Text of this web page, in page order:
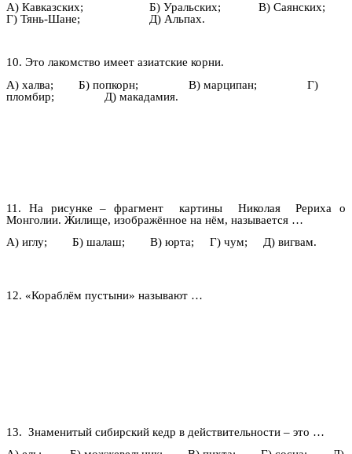
А) Кавказских; Б) Уральских; В) Саянских;
Г) Тянь-Шане; Д) Альпах.
10. Это лакомство имеет азиатские корни.
А) халва; Б) попкорн; В) марципан; Г)
пломбир; Д) макадамия.
11. На рисунке – фрагмент картины Николая Рериха о
Монголии. Жилище, изображённое на нём, называется …
А) иглу; Б) шалаш; В) юрта; Г) чум; Д) вигвам.
12. «Кораблём пустыни» называют …
13. Знаменитый сибирский кедр в действительности – это …